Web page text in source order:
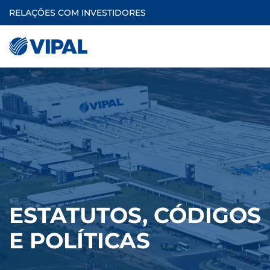
RELAÇÕES COM INVESTIDORES
ESTATUTOS, CÓDIGOS
E POLÍTICAS